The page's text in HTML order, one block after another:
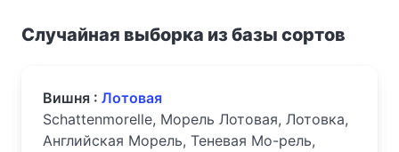
Случайная выборка из базы сортов
Вишня : Лотовая
Schattenmorelle, Морель Лотовая, Лотовка,
Английская Морель, Теневая Мо-рель,